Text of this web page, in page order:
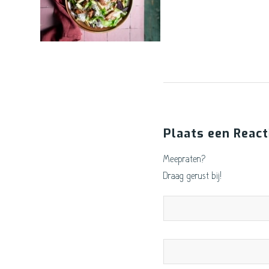
Plaats een
Meepraten?
Draag gerust bij!